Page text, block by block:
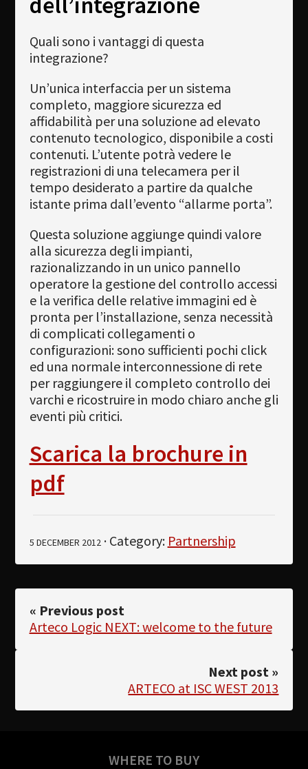
Quali sono i vantaggi di questa
integrazione?
Un’unica interfaccia per un sistema
completo, maggiore sicurezza ed
affidabilità per una soluzione ad elevato
contenuto tecnologico, disponibile a costi
contenuti. L’utente potrà vedere le
registrazioni di una telecamera per il
tempo desiderato a partire da qualche
istante prima dall’evento “allarme porta”.
Questa soluzione aggiunge quindi valore
alla sicurezza degli impianti,
razionalizzando in un unico pannello
operatore la gestione del controllo accessi
e la verifica delle relative immagini ed è
pronta per l’installazione, senza necessità
di complicati collegamenti o
configurazioni: sono sufficienti pochi click
ed una normale interconnessione di rete
per raggiungere il completo controllo dei
varchi e ricostruire in modo chiaro anche gli
eventi più critici.
Scarica la brochure in
pdf
5 DECEMBER 2012· Category: Partnership
« Previous post
Arteco Logic NEXT: welcome to the future
Next post »
ARTECO at ISC WEST 2013
WHERE TO BUY